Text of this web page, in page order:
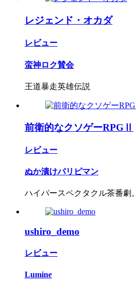
レジェンド・オカダ
レビュー
蛮神ロク賛会
王道暴走英雄伝説
前衛的なクソゲーRPGⅡ
レビュー
ぬか漬けパリピマン
ハイパースペクタクル茶番劇。
ushiro_demo
レビュー
Lumine